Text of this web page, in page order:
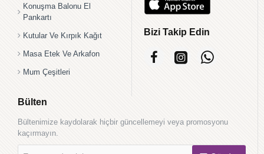
Konuşma Balonu El
Pankartı
Kutular Ve Kırpık Kağıt
Masa Etek Ve Arkafon
Mum Çeşitleri
Bizi Takip Edin
Bülten
Bültenimize kaydolarak hiçbir güncellemeyi veya promosyonu
kaçırmayın.